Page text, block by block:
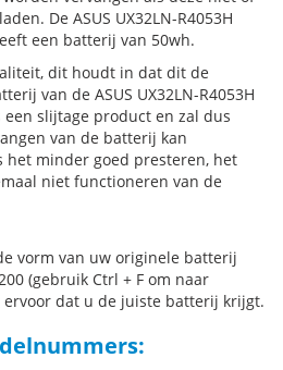
De ASUS UX32LN-R4053H
een batterij van 50wh.
dit houdt in dat dit de
van de ASUS UX32LN-R4053H
een slijtage product en zal dus
van de batterij kan
het minder goed presteren, het
niet functioneren van de
vorm van uw originele batterij
(gebruik Ctrl + F om naar
ervoor dat u de juiste batterij krijgt.